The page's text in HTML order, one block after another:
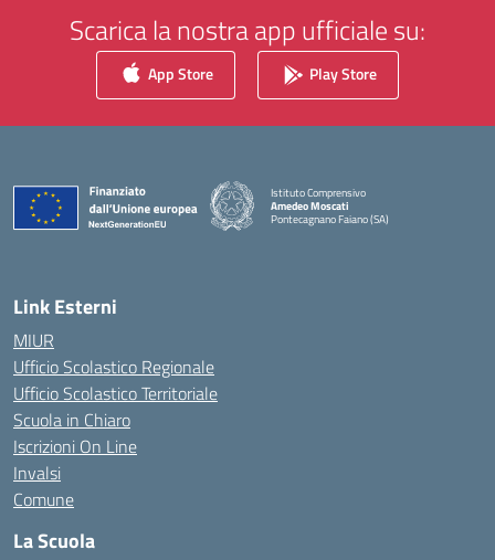
Scarica la nostra app ufficiale su:
App Store Play Store
Istituto Comprensivo
Amedeo Moscati
Pontecagnano Faiano (SA)
— Visita la pagina iniziale della scuola
Link Esterni
MIUR
Ufficio Scolastico Regionale
Ufficio Scolastico Territoriale
Scuola in Chiaro
Iscrizioni On Line
Invalsi
Comune
La Scuola